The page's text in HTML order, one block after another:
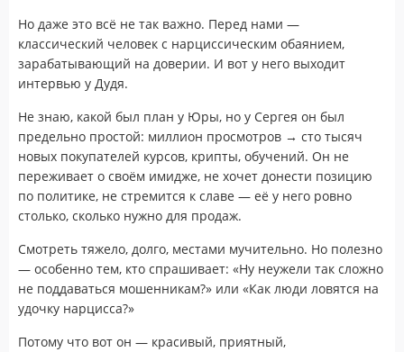
Но даже это всё не так важно. Перед нами —
классический человек с нарциссическим обаянием,
зарабатывающий на доверии. И вот у него выходит
интервью у Дудя.
Не знаю, какой был план у Юры, но у Сергея он был
предельно простой: миллион просмотров → сто тысяч
новых покупателей курсов, крипты, обучений. Он не
переживает о своём имидже, не хочет донести позицию
по политике, не стремится к славе — её у него ровно
столько, сколько нужно для продаж.
Смотреть тяжело, долго, местами мучительно. Но полезно
— особенно тем, кто спрашивает: «Ну неужели так сложно
не поддаваться мошенникам?» или «Как люди ловятся на
удочку нарцисса?»
Потому что вот он — красивый, приятный,